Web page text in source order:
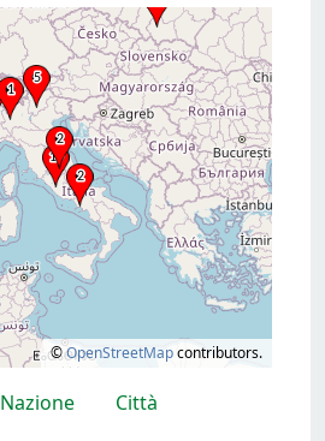
©OpenStreetMapcontributors.
Nazione
Città